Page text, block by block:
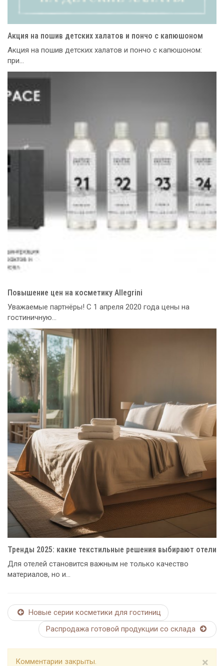
Акция на пошив детских халатов и пончо с капюшоном
Акция на пошив детских халатов и пончо с капюшоном:
при...
Повышение цен на косметику Allegrini
Уважаемые партнёры! С 1 апреля 2020 года цены на
гостиничную...
Тренды 2025: какие текстильные решения выбирают отели
Для отелей становится важным не только качество
материалов, но и...
Новые серии косметики для гостиниц
Распродажа готовой продукции со склада
×
Комментарии закрыты.